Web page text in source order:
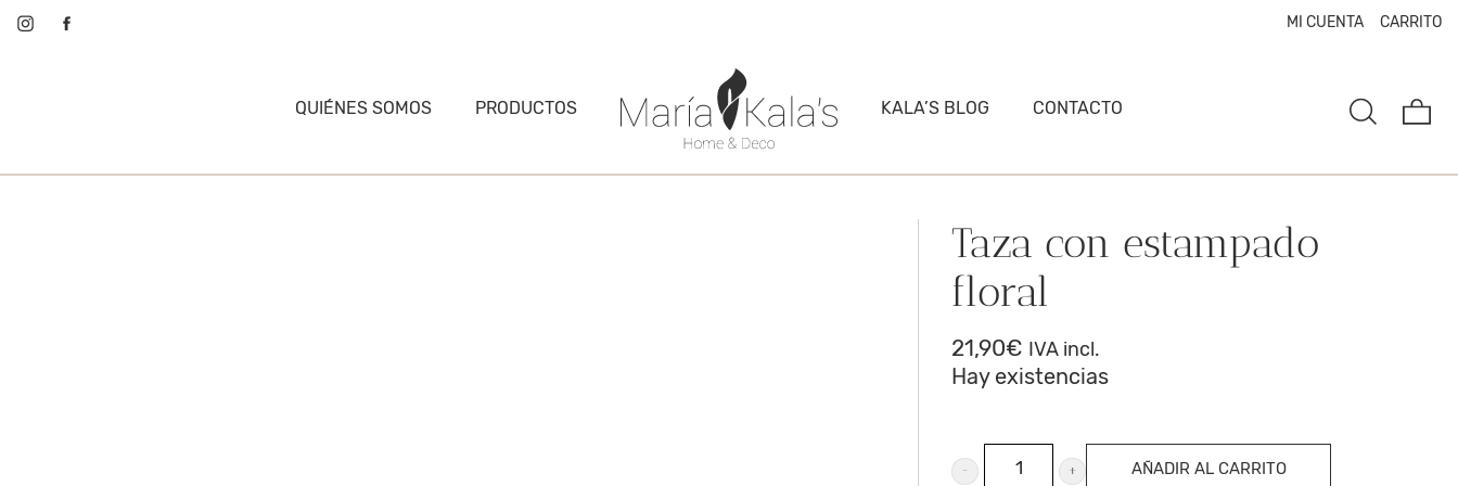
MI CUENTA CARRITO
QUIÉNES SOMOS PRODUCTOS KALA’S BLOG CONTACTO
Taza con estampado
floral
21,90€ IVA incl.
Hay existencias
Taza
AÑADIR AL CARRITO